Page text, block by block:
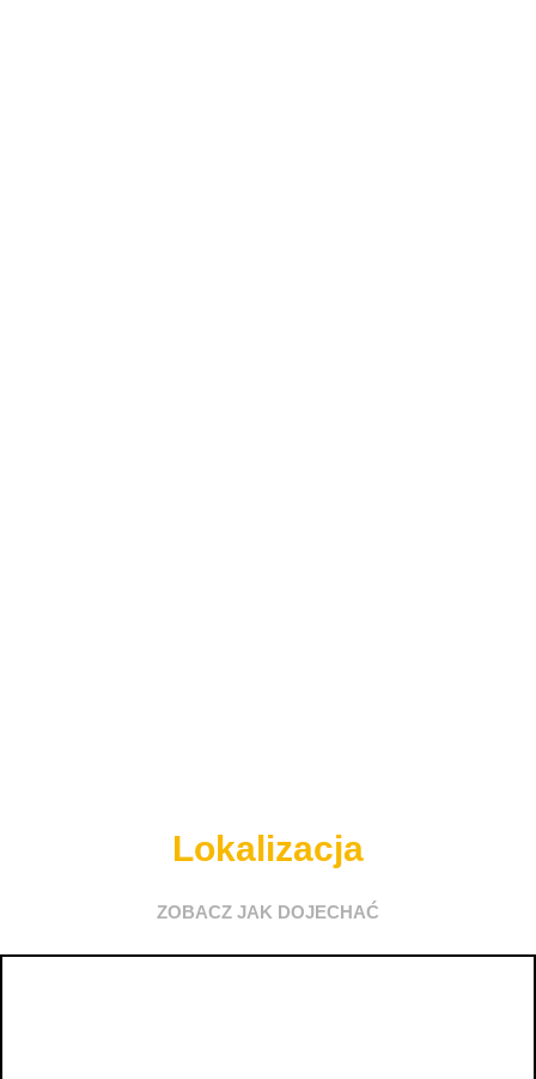
ZOBACZ JAK DOJECHAĆ
Lokalizacja